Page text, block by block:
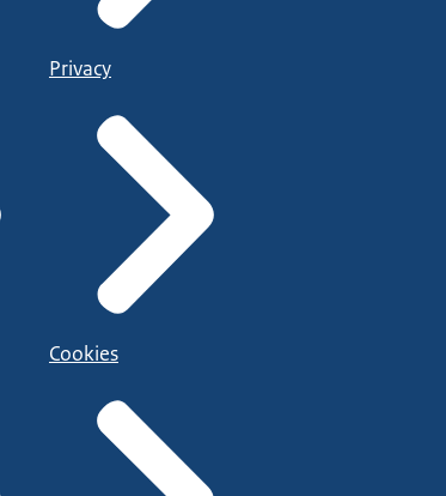
Privacy
Cookies